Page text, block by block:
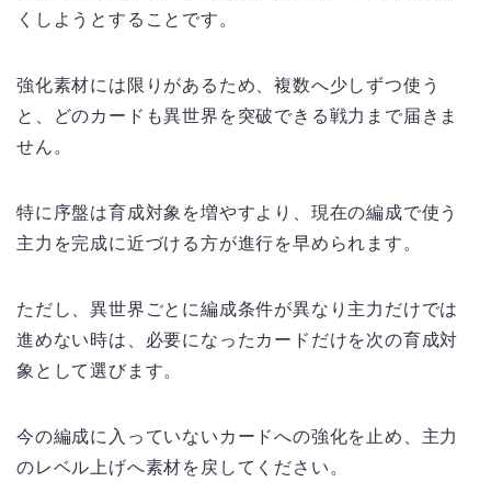
くしようとすることです。
強化素材には限りがあるため、複数へ少しずつ使う
と、どのカードも異世界を突破できる戦力まで届きま
せん。
特に序盤は育成対象を増やすより、現在の編成で使う
主力を完成に近づける方が進行を早められます。
ただし、異世界ごとに編成条件が異なり主力だけでは
進めない時は、必要になったカードだけを次の育成対
象として選びます。
今の編成に入っていないカードへの強化を止め、主力
のレベル上げへ素材を戻してください。